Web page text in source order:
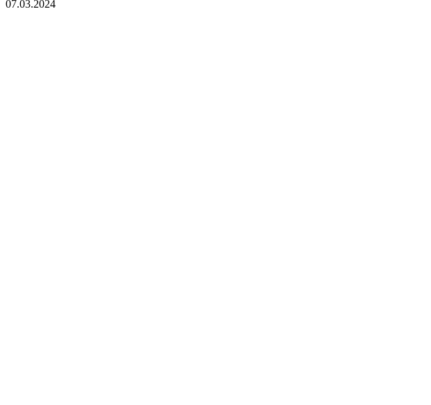
07.03.2024